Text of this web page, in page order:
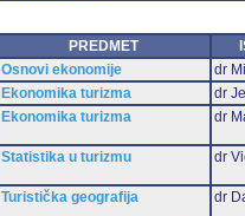
PREDMET
Osnovi ekonomije
dr
Ekonomika turizma
dr
Ekonomika turizma dr
Statistika u turizmu dr
Turistička geografija dr